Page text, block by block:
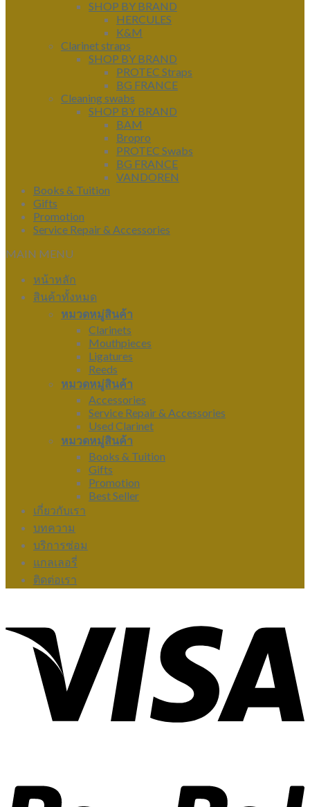
SHOP BY BRAND
HERCULES
K&M
Clarinet straps
SHOP BY BRAND
PROTEC Straps
BG FRANCE
Cleaning swabs
SHOP BY BRAND
BAM
Bropro
PROTEC Swabs
BG FRANCE
VANDOREN
Books & Tuition
Gifts
Promotion
Service Repair & Accessories
MAIN MENU
หน้าหลัก
สินค้าทั้งหมด
หมวดหมู่สินค้า
Clarinets
Mouthpieces
Ligatures
Reeds
หมวดหมู่สินค้า
Accessories
Service Repair & Accessories
Used Clarinet
หมวดหมู่สินค้า
Books & Tuition
Gifts
Promotion
Best Seller
เกี่ยวกับเรา
บทความ
บริการซ่อม
แกลเลอรี่
ติดต่อเรา